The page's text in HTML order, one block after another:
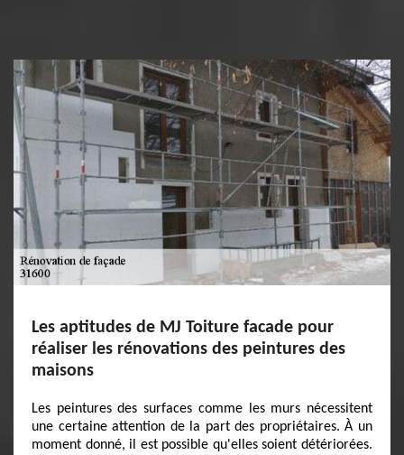
Les aptitudes de MJ Toiture facade pour
réaliser les rénovations des peintures des
maisons
Les peintures des surfaces comme les murs nécessitent
une certaine attention de la part des propriétaires. À un
moment donné, il est possible qu'elles soient détériorées.